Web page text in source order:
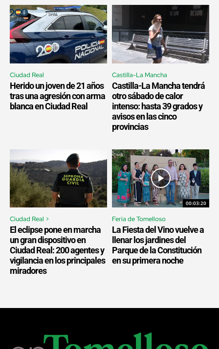
Ciudad Real
Herido un joven de 21 años
tras una agresión con arma
blanca en Ciudad Real
Castilla-La Mancha
Castilla-La Mancha tendrá
otro sábado de calor
intenso: hasta 39 grados y
avisos en las cinco
provincias
Ciudad Real >
El eclipse pone en marcha
un gran dispositivo en
Ciudad Real: 200 agentes y
vigilancia en los principales
miradores
00:03:20
Feria de Tomelloso
La Fiesta del Vino vuelve a
llenar los jardines del
Parque de la Constitución
en su primera noche